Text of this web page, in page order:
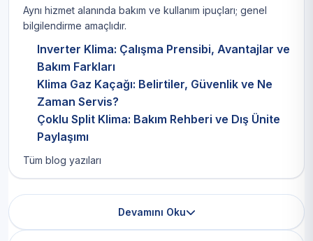
Aynı hizmet alanında bakım ve kullanım ipuçları; genel
bilgilendirme amaçlıdır.
Inverter Klima: Çalışma Prensibi, Avantajlar ve
Bakım Farkları
Klima Gaz Kaçağı: Belirtiler, Güvenlik ve Ne
Zaman Servis?
Çoklu Split Klima: Bakım Rehberi ve Dış Ünite
Paylaşımı
Tüm blog yazıları
Devamını Oku